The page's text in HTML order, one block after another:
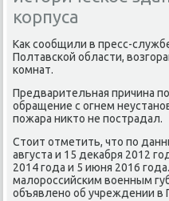
корпуса
Как сообщили в пресс-
Полтавской области,
комнат.
Предварительная причина
обращение с огнем
пожара никто не пострадал.
Стоит отметить, что по
августа и 15 декабря 2012
2014 года и 5 июня 2016
малороссийским военным
объявлено об учреждении в